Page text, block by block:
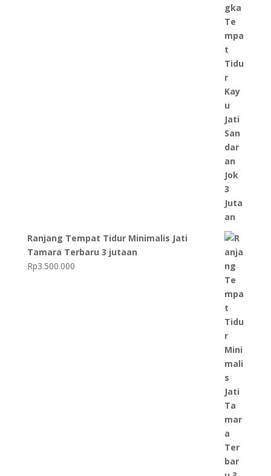
Ranjang Tempat Tidur Minimalis Jati
Tamara Terbaru 3 jutaan
Rp3.500.000